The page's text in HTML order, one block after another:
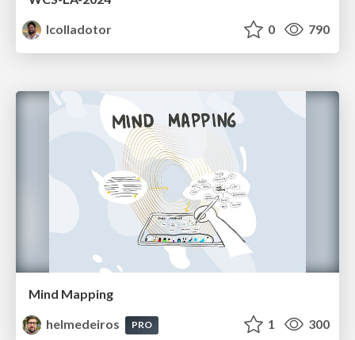
lcolladotor
0 790
Mind Mapping
helmedeiros
PRO 1 300